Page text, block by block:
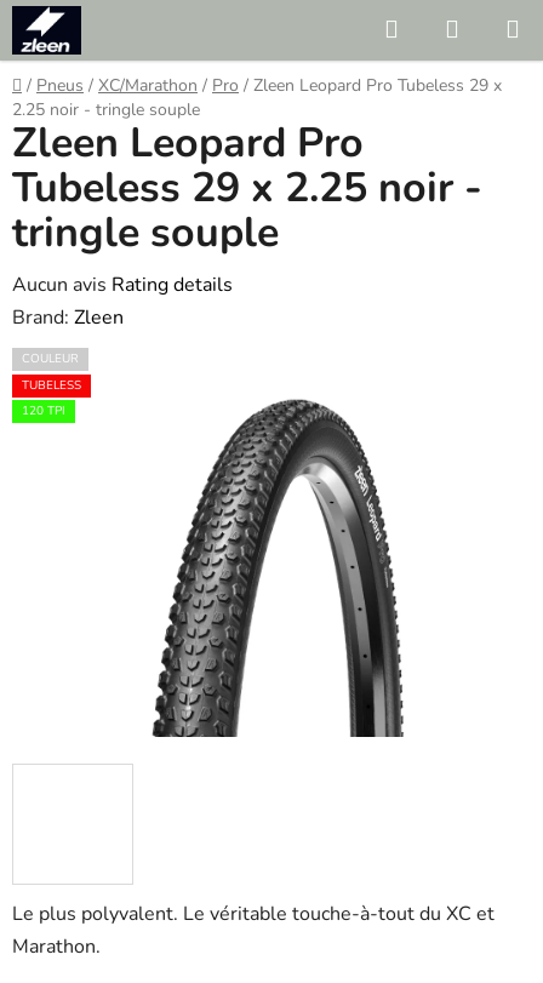
Skip
content
Search
CART
Home
/ Pneus / XC/Marathon / Pro / Zleen Leopard Pro Tubeless 29 x
2.25 noir - tringle souple
Le plus polyvalent. Le véritable touche-à-tout du XC et
Marathon.
Zleen Leopard Pro
Tubeless 29 x 2.25 noir -
tringle souple
The
average
product
rating
is
Aucun avis Rating details
Brand: Zleen
COULEUR
TUBELESS
120 TPI